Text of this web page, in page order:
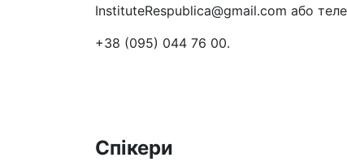
InstituteRespublica@gmail.com або
+38 (095) 044 76 00.
Спікери